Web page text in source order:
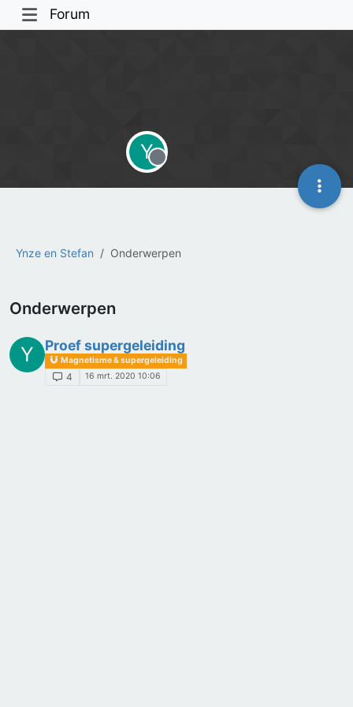
Forum
Ynze en Stefan Onderwerpen
Y
Offline
Onderwerpen
Y Proef supergeleiding
Magnetisme & supergeleiding
4 16 mrt. 2020 10:06